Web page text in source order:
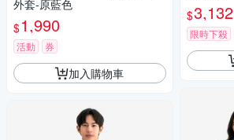
外套-原藍色
$1,990
活動 券
加入購物車
$3,132
限時下殺